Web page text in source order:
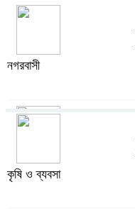
নগরবাসী
কৃষি ও ব্যবসা
কৃষি ও ব্যবসা